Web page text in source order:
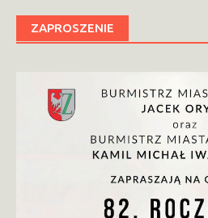
ZAPROSZENIE